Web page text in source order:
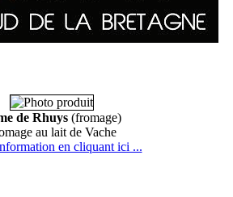
de Rhuys (fromage)
au lait de Vache
en cliquant ici ...